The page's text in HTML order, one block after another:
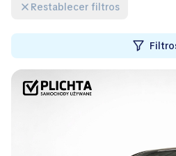
Restablecer filtros